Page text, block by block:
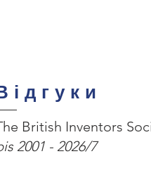
British Inventors
2001 - 2026/7